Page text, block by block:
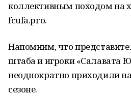
коллективным походом на
fcufa.pro.
Напомним, что
штаба и игроки «Салавата
неоднократно приходили
сезоне.